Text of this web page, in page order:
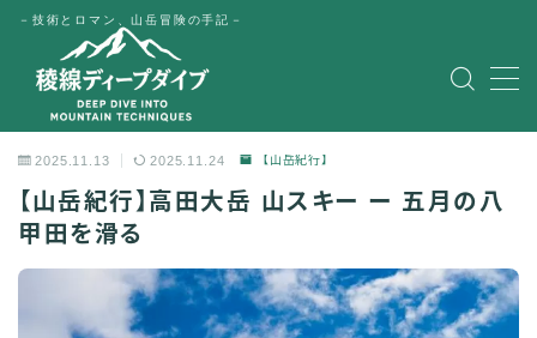
－技術とロマン、山岳冒険の手記－
MENU
公式LINE
2025.11.13 2025.11.24 【山岳紀行】
【山岳紀行】高田大岳 山スキー ー 五月の八
甲田を滑る